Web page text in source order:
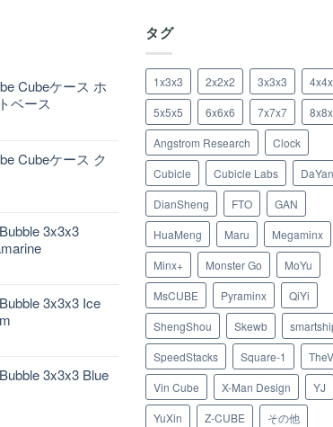
Cubeケース ホ
ベース
Cubeケース ク
3x3x3
3x3x3 Ice
3x3x3 Blue
タグ
1x3x3 2x2x2 3x3x3
5x5x5
6x6x6 7x7x7
Angstrom Research
Clock
Cubicle
Cubicle Labs
DaYan
DianSheng
FTO
GAN
HuaMeng
Maru
Megaminx
Minx+
Monster Go
MoYu
MsCUBE
Pyraminx
QiYi
ShengShou
Skewb
SpeedStacks
Square-1
Vin Cube
X-Man Design
YJ
YuXin
Z-CUBE
その他